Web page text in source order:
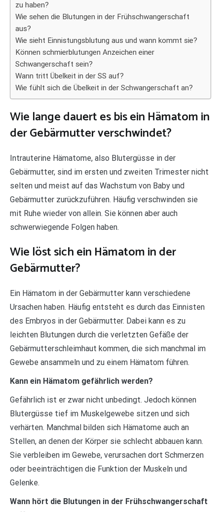
zu haben?
Wie sehen die Blutungen in der Frühschwangerschaft
aus?
Wie sieht Einnistungsblutung aus und wann kommt sie?
Können schmierblutungen Anzeichen einer
Schwangerschaft sein?
Wann tritt Übelkeit in der SS auf?
Wie fühlt sich die Übelkeit in der Schwangerschaft an?
Wie lange dauert es bis ein Hämatom in
der Gebärmutter verschwindet?
Intrauterine Hämatome, also Blutergüsse in der
Gebärmutter, sind im ersten und zweiten Trimester nicht
selten und meist auf das Wachstum von Baby und
Gebärmutter zurückzuführen. Häufig verschwinden sie
mit Ruhe wieder von allein. Sie können aber auch
schwerwiegende Folgen haben.
Wie löst sich ein Hämatom in der
Gebärmutter?
Ein Hämatom in der Gebärmutter kann verschiedene
Ursachen haben. Häufig entsteht es durch das Einnisten
des Embryos in der Gebärmutter. Dabei kann es zu
leichten Blutungen durch die verletzten Gefäße der
Gebärmutterschleimhaut kommen, die sich manchmal im
Gewebe ansammeln und zu einem Hämatom führen.
Kann ein Hämatom gefährlich werden?
Gefährlich ist er zwar nicht unbedingt. Jedoch können
Blutergüsse tief im Muskelgewebe sitzen und sich
verhärten. Manchmal bilden sich Hämatome auch an
Stellen, an denen der Körper sie schlecht abbauen kann.
Sie verbleiben im Gewebe, verursachen dort Schmerzen
oder beeinträchtigen die Funktion der Muskeln und
Gelenke.
Wann hört die Blutungen in der Frühschwangerschaft